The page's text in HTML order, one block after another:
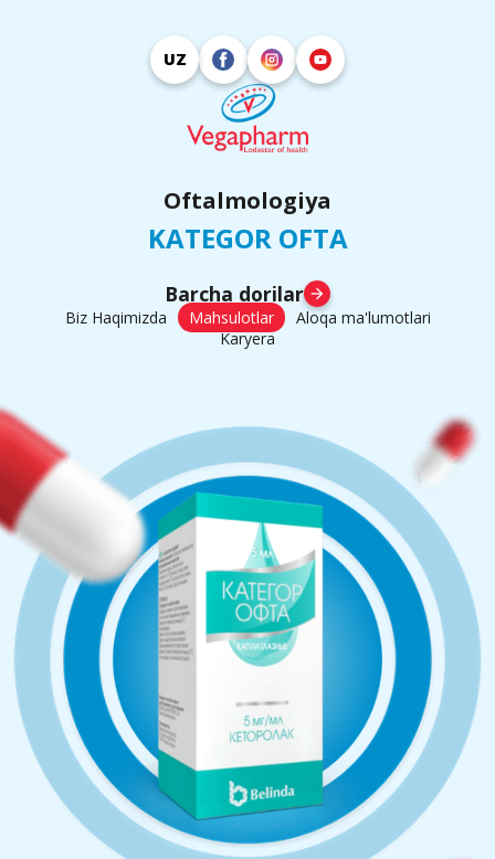
UZ
Oftalmologiya
KATEGOR OFTA
Barcha dorilar arrow_forward
Biz Haqimizda Mahsulotlar
Aloqa ma'lumotlari
Karyera